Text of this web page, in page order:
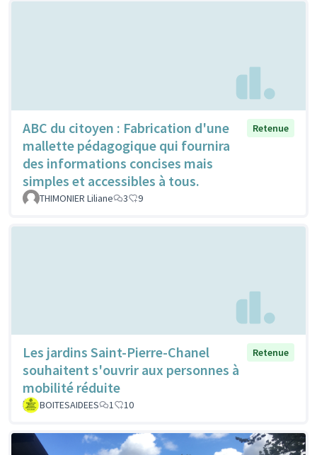
ABC du citoyen : Fabrication d'une
mallette pédagogique qui fournira
des informations concises mais
simples et accessibles à tous.
Retenue
THIMONIER Liliane 3 9
Les jardins Saint-Pierre-Chanel
souhaitent s'ouvrir aux personnes à
mobilité réduite
Retenue
BOITESAIDEES 1 10